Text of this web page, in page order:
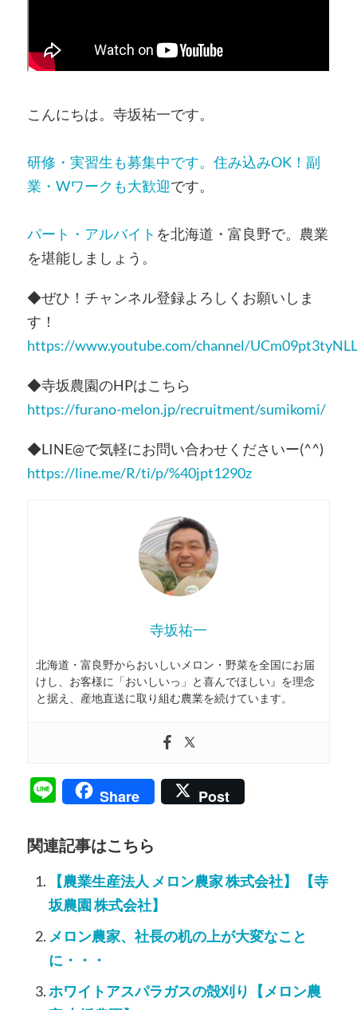
こんにちは。寺坂祐一です。
研修・実習生も募集中です。住み込みOK！副
業・Wワークも大歓迎です。
パート・アルバイト を北海道・富良野で。農業
を堪能しましょう。
◆ぜひ！チャンネル登録よろしくお願いしま
す！
https://www.youtube.com/channel/
◆寺坂農園のHPはこちら
https://furano-melon.jp/recruitment/sumikomi/
◆LINE@で気軽にお問い合わせくださいー(^^)
https://line.me/R/ti/p/%40jpt1290z
寺坂祐一
北海道・富良野からおいしいメロン・野菜を全国にお届
けし、お客様に「おいしいっ」と喜んでほしい』を理念
と据え、産地直送に取り組む農業を続けています。
LineShare Post
関連記事はこちら
【農業生産法人 メロン農家 株式会社】 【寺
坂農園 株式会社】
メロン農家、社長の机の上が大変なこと
に・・・
ホワイトアスパラガスの殻刈り【メロン農